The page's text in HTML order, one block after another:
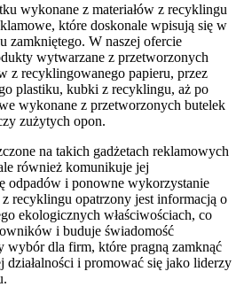
wykonane z materiałów z recyklingu
które doskonale wpisują się w
zamkniętego. W naszej ofercie
wytwarzane z przetworzonych
z recyklingowanego papieru, przez
plastiku, kubki z recyklingu, aż po
wykonane z przetworzonych butelek
zużytych opon.
na takich gadżetach reklamowych
również komunikuje jej
odpadów i ponowne wykorzystanie
z recyklingu opatrzony jest informacją o
ekologicznych właściwościach, co
i buduje świadomość
wybór dla firm, które pragną zamknąć
działalności i promować się jako liderzy